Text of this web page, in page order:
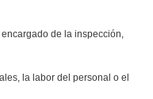
de la inspección,
la labor del personal o el